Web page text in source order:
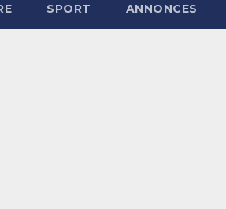
SPORT ANNONCES